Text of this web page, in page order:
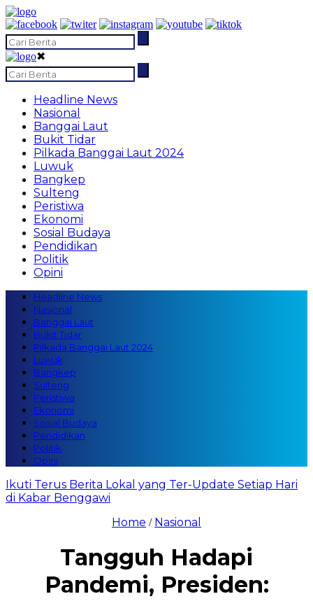
✖
Headline News
Nasional
Banggai Laut
Bukit Tidar
Pilkada Banggai Laut 2024
Luwuk
Bangkep
Sulteng
Peristiwa
Ekonomi
Sosial Budaya
Pendidikan
Politik
Opini
Headline News
Nasional
Banggai Laut
Bukit Tidar
Pilkada Banggai Laut 2024
Luwuk
Bangkep
Sulteng
Peristiwa
Ekonomi
Sosial Budaya
Pendidikan
Politik
Opini
Ikuti Terus Berita Lokal yang Ter-Update Setiap Hari
di Kabar Benggawi
Home / Nasional
Tangguh Hadapi
Pandemi, Presiden: